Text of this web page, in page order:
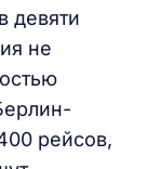
девяти
не
рейсов,